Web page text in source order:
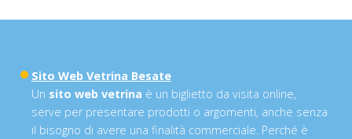
Sito Web Vetrina Besate
Un sito web vetrina è un biglietto da visita online,
serve per presentare prodotti o argomenti, anche senza
il bisogno di avere una finalità commerciale. Perché è